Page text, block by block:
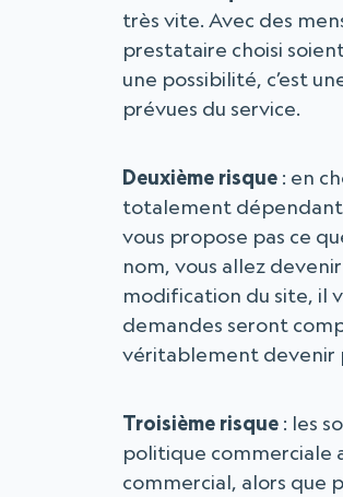
très vite. Avec des
prestataire choisi
une possibilité, c’est
prévues du service.
Deuxième risque : en
totalement dépendant
vous propose pas ce
nom, vous allez
modification du site, il
demandes seront
véritablement devenir
Troisième risque : les
politique commerciale
commercial, alors que